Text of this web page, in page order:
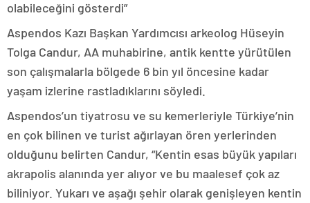
olabileceğini gösterdi”
Aspendos Kazı Başkan Yardımcısı arkeolog Hüseyin
Tolga Candur, AA muhabirine, antik kentte yürütülen
son çalışmalarla bölgede 6 bin yıl öncesine kadar
yaşam izlerine rastladıklarını söyledi.
Aspendos’un tiyatrosu ve su kemerleriyle Türkiye’nin
en çok bilinen ve turist ağırlayan ören yerlerinden
olduğunu belirten Candur, “Kentin esas büyük yapıları
akrapolis alanında yer alıyor ve bu maalesef çok az
biliniyor. Yukarı ve aşağı şehir olarak genişleyen kentin